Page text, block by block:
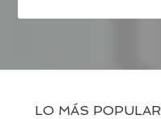
LO MÁS POPULAR